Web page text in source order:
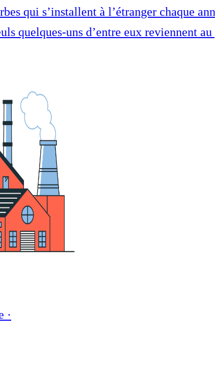
qui s’installent à l’étranger chaque
quelques-uns d’entre eux reviennent
·